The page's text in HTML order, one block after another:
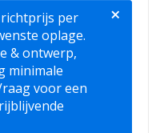
per
oplage.
& ontwerp,
minimale
voor een
×